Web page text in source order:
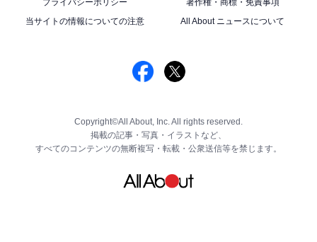
プライバシーポリシー
著作権・商標・免責事項
当サイトの情報についての注意
All About ニュースについて
Copyright©All About, Inc. All rights reserved.
掲載の記事・写真・イラストなど、
すべてのコンテンツの無断複写・転載・公衆送信等を禁じます。